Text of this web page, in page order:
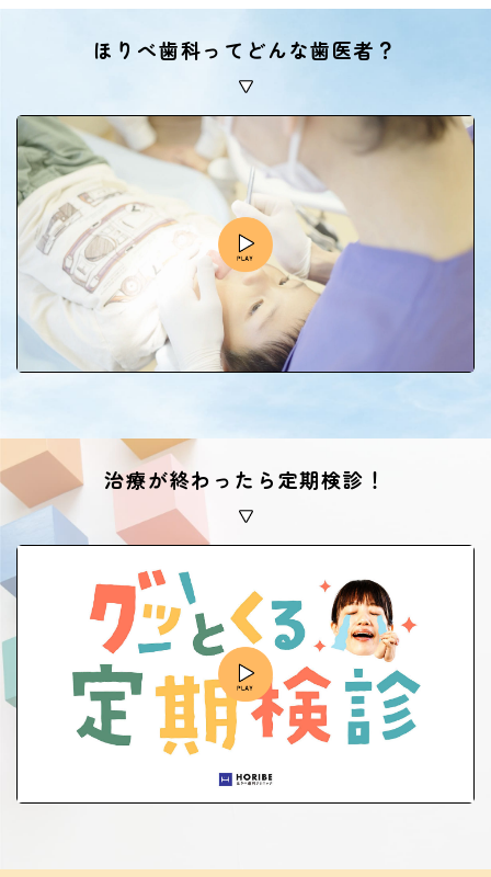
ほりべ歯科ってどんな歯医者？
治療が終わったら定期検診！